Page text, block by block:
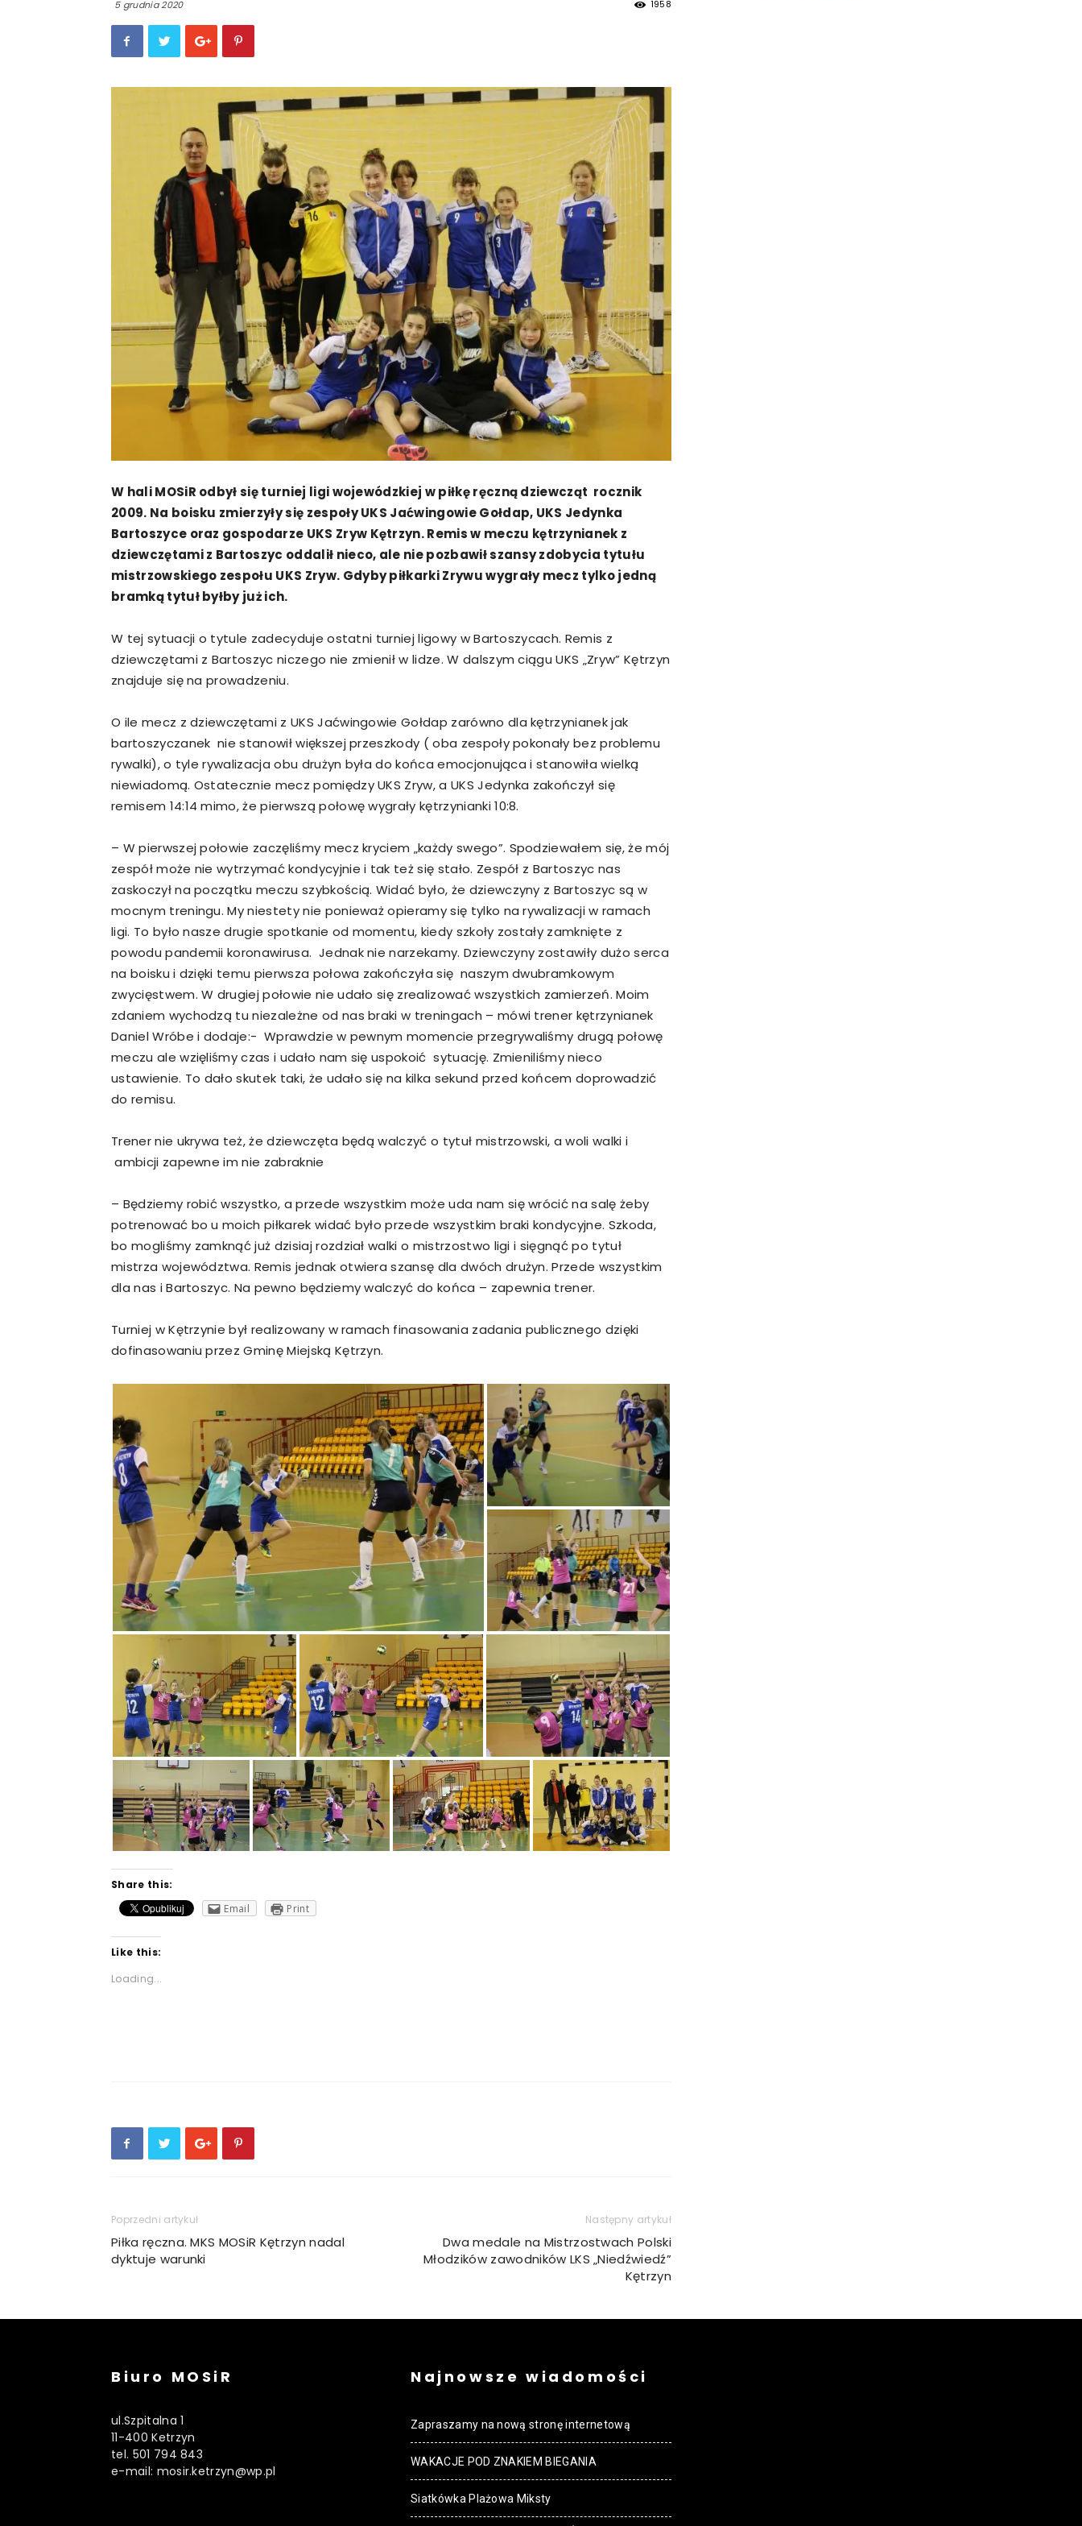
MOSiR
Kętrzyn
5 grudnia 2020 1958
W hali MOSiR odbył się turniej ligi wojewódzkiej w piłkę ręczną dziewcząt rocznik
2009. Na boisku zmierzyły się zespoły UKS Jaćwingowie Gołdap, UKS Jedynka
Bartoszyce oraz gospodarze UKS Zryw Kętrzyn. Remis w meczu kętrzynianek z
dziewczętami z Bartoszyc oddalił nieco, ale nie pozbawił szansy zdobycia tytułu
mistrzowskiego zespołu UKS Zryw. Gdyby piłkarki Zrywu wygrały mecz tylko jedną
bramką tytuł byłby już ich.
W tej sytuacji o tytule zadecyduje ostatni turniej ligowy w Bartoszycach. Remis z
dziewczętami z Bartoszyc niczego nie zmienił w lidze. W dalszym ciągu UKS „Zryw” Kętrzyn
znajduje się na prowadzeniu.
O ile mecz z dziewczętami z UKS Jaćwingowie Gołdap zarówno dla kętrzynianek jak
bartoszyczanek nie stanowił większej przeszkody ( oba zespoły pokonały bez problemu
rywalki), o tyle rywalizacja obu drużyn była do końca emocjonująca i stanowiła wielką
niewiadomą. Ostatecznie mecz pomiędzy UKS Zryw, a UKS Jedynka zakończył się
remisem 14:14 mimo, że pierwszą połowę wygrały kętrzynianki 10:8.
– W pierwszej połowie zaczęliśmy mecz kryciem „każdy swego”. Spodziewałem się, że mój
zespół może nie wytrzymać kondycyjnie i tak też się stało. Zespół z Bartoszyc nas
zaskoczył na początku meczu szybkością. Widać było, że dziewczyny z Bartoszyc są w
mocnym treningu. My niestety nie ponieważ opieramy się tylko na rywalizacji w ramach
ligi. To było nasze drugie spotkanie od momentu, kiedy szkoły zostały zamknięte z
powodu pandemii koronawirusa. Jednak nie narzekamy. Dziewczyny zostawiły dużo serca
na boisku i dzięki temu pierwsza połowa zakończyła się naszym dwubramkowym
zwycięstwem. W drugiej połowie nie udało się zrealizować wszystkich zamierzeń. Moim
zdaniem wychodzą tu niezależne od nas braki w treningach – mówi trener kętrzynianek
Daniel Wróbe i dodaje:- Wprawdzie w pewnym momencie przegrywaliśmy drugą połowę
meczu ale wzięliśmy czas i udało nam się uspokoić sytuację. Zmieniliśmy nieco
ustawienie. To dało skutek taki, że udało się na kilka sekund przed końcem doprowadzić
do remisu.
Trener nie ukrywa też, że dziewczęta będą walczyć o tytuł mistrzowski, a woli walki i
ambicji zapewne im nie zabraknie
– Będziemy robić wszystko, a przede wszystkim może uda nam się wrócić na salę żeby
potrenować bo u moich piłkarek widać było przede wszystkim braki kondycyjne. Szkoda,
bo mogliśmy zamknąć już dzisiaj rozdział walki o mistrzostwo ligi i sięgnąć po tytuł
mistrza województwa. Remis jednak otwiera szansę dla dwóch drużyn. Przede wszystkim
dla nas i Bartoszyc. Na pewno będziemy walczyć do końca – zapewnia trener.
Turniej w Kętrzynie był realizowany w ramach finasowania zadania publicznego dzięki
dofinasowaniu przez Gminę Miejską Kętrzyn.
Share this:
Email
Print
Like this:
Loading...
Poprzedni artykuł
Piłka ręczna. MKS MOSiR Kętrzyn nadal
dyktuje warunki
Następny artykuł
Dwa medale na Mistrzostwach Polski
Młodzików zawodników LKS „Niedźwiedź”
Kętrzyn
Biuro MOSiR
ul.Szpitalna 1
11-400 Ketrzyn
tel. 501 794 843
e-mail: mosir.ketrzyn@wp.pl
Najnowsze wiadomości
Zapraszamy na nową stronę internetową
WAKACJE POD ZNAKIEM BIEGANIA
Siatkówka Plażowa Miksty